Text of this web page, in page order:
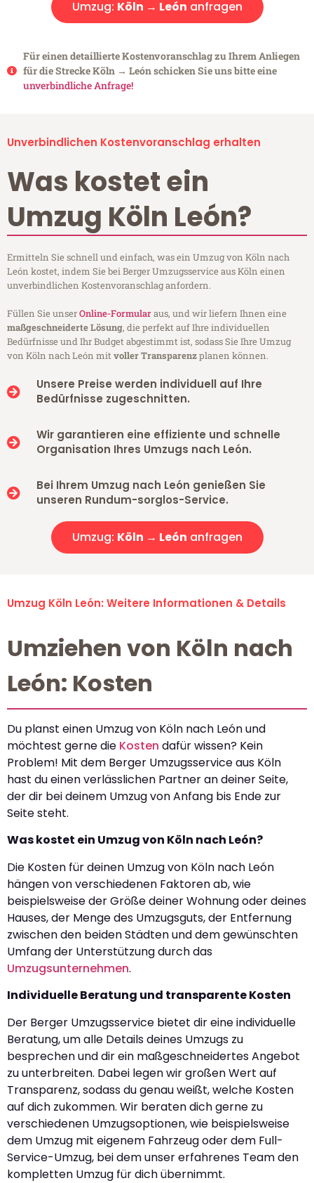
Umzug: Köln → León anfragen
Für einen detaillierte Kostenvoranschlag zu Ihrem Anliegen
für die Strecke Köln → León schicken Sie uns bitte eine
unverbindliche Anfrage!
Unverbindlichen Kostenvoranschlag erhalten
Was kostet ein
Umzug Köln León?
Ermitteln Sie schnell und einfach, was ein Umzug von Köln nach
León kostet, indem Sie bei Berger Umzugsservice aus Köln einen
unverbindlichen Kostenvoranschlag anfordern.
Füllen Sie unserOnline-Formularaus, und wir liefern Ihnen eine
maßgeschneiderte Lösung, die perfekt auf Ihre individuellen
Bedürfnisse und Ihr Budget abgestimmt ist, sodass Sie Ihre Umzug
von Köln nach León mitvoller Transparenzplanen können.
Unsere Preise werden individuell auf Ihre
Bedürfnisse zugeschnitten.
Wir garantieren eine effiziente und schnelle
Organisation Ihres Umzugs nach León.
Bei Ihrem Umzug nach León genießen Sie
unseren Rundum-sorglos-Service.
Umzug: Köln → León anfragen
Umzug Köln León: Weitere Informationen & Details
Umziehen von Köln nach
León: Kosten
Du planst einen Umzug von Köln nach León und
möchtest gerne die Kosten dafür wissen? Kein
Problem! Mit dem Berger Umzugsservice aus Köln
hast du einen verlässlichen Partner an deiner Seite,
der dir bei deinem Umzug von Anfang bis Ende zur
Seite steht.
Was kostet ein Umzug von Köln nach León?
Die Kosten für deinen Umzug von Köln nach León
hängen von verschiedenen Faktoren ab, wie
beispielsweise der Größe deiner Wohnung oder deines
Hauses, der Menge des Umzugsguts, der Entfernung
zwischen den beiden Städten und dem gewünschten
Umfang der Unterstützung durch das
Umzugsunternehmen.
Individuelle Beratung und transparente Kosten
Der Berger Umzugsservice bietet dir eine individuelle
Beratung, um alle Details deines Umzugs zu
besprechen und dir ein maßgeschneidertes Angebot
zu unterbreiten. Dabei legen wir großen Wert auf
Transparenz, sodass du genau weißt, welche Kosten
auf dich zukommen. Wir beraten dich gerne zu
verschiedenen Umzugsoptionen, wie beispielsweise
dem Umzug mit eigenem Fahrzeug oder dem Full-
Service-Umzug, bei dem unser erfahrenes Team den
kompletten Umzug für dich übernimmt.